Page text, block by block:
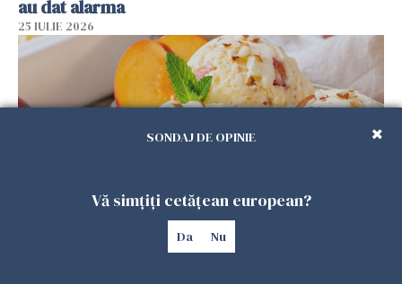
au dat alarma
25 IULIE 2026
Înghețata de casă cu nectarine care
SONDAJ DE OPINIE
Vă simțiți cetățean european?
Da Nu